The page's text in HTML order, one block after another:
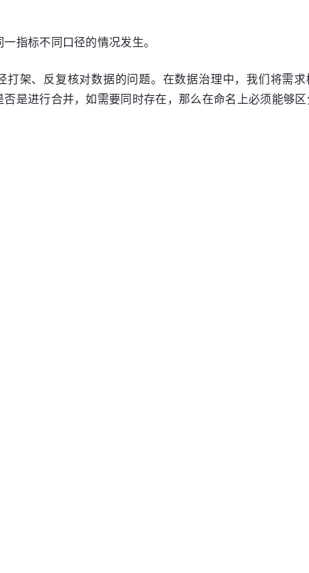
指标不同口径的情况发生。
架、反复核对数据的问题。在数据治理中，我们将需
是进行合并，如需要同时存在，那么在命名上必须能够区